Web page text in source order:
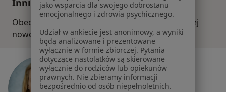
Inni specjaliści w Twojej okolicy
Obecnie nie ma wolnych miejsc. Sprawdź później
nowe oferty.
jako wsparcia dla swojego dobrostanu
emocjonalnego i zdrowia psychicznego.
Udział w ankiecie jest anonimowy, a wyniki
będą analizowane i prezentowane
wyłącznie w formie zbiorczej. Pytania
dotyczące nastolatków są skierowane
wyłącznie do rodziców lub opiekunów
prawnych. Nie zbieramy informacji
bezpośrednio od osób niepełnoletnich.